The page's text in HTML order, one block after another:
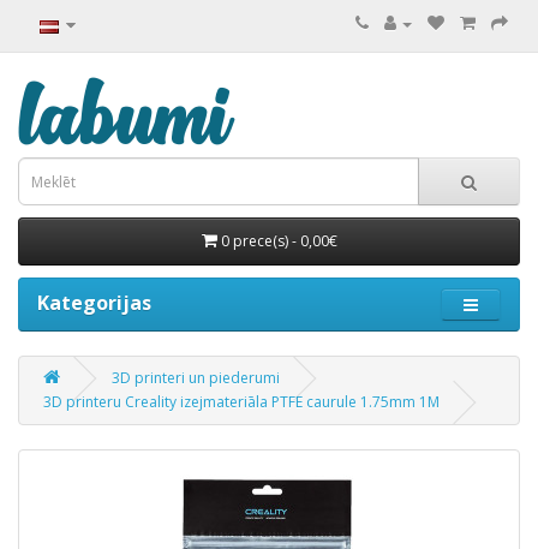
0 prece(s) - 0,00€
Kategorijas
3D printeri un piederumi
3D printeru Creality izejmateriāla PTFE caurule 1.75mm 1M